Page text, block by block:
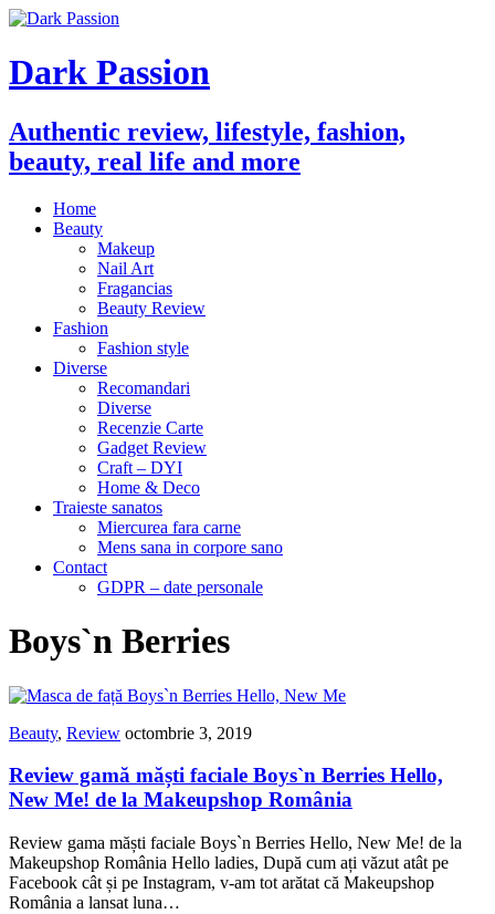
Dark Passion
Authentic review, lifestyle, fashion,
beauty, real life and more
Home
Beauty
Makeup
Nail Art
Fragancias
Beauty Review
Fashion
Fashion style
Diverse
Recomandari
Diverse
Recenzie Carte
Gadget Review
Craft – DYI
Home & Deco
Traieste sanatos
Miercurea fara carne
Mens sana in corpore sano
Contact
GDPR – date personale
Boys`n Berries
Beauty, Review octombrie 3, 2019
Review gamă măști faciale Boys`n Berries Hello,
New Me! de la Makeupshop România
Review gama măști faciale Boys`n Berries Hello, New Me! de la
Makeupshop România Hello ladies, După cum ați văzut atât pe
Facebook cât și pe Instagram, v-am tot arătat că Makeupshop
România a lansat luna…